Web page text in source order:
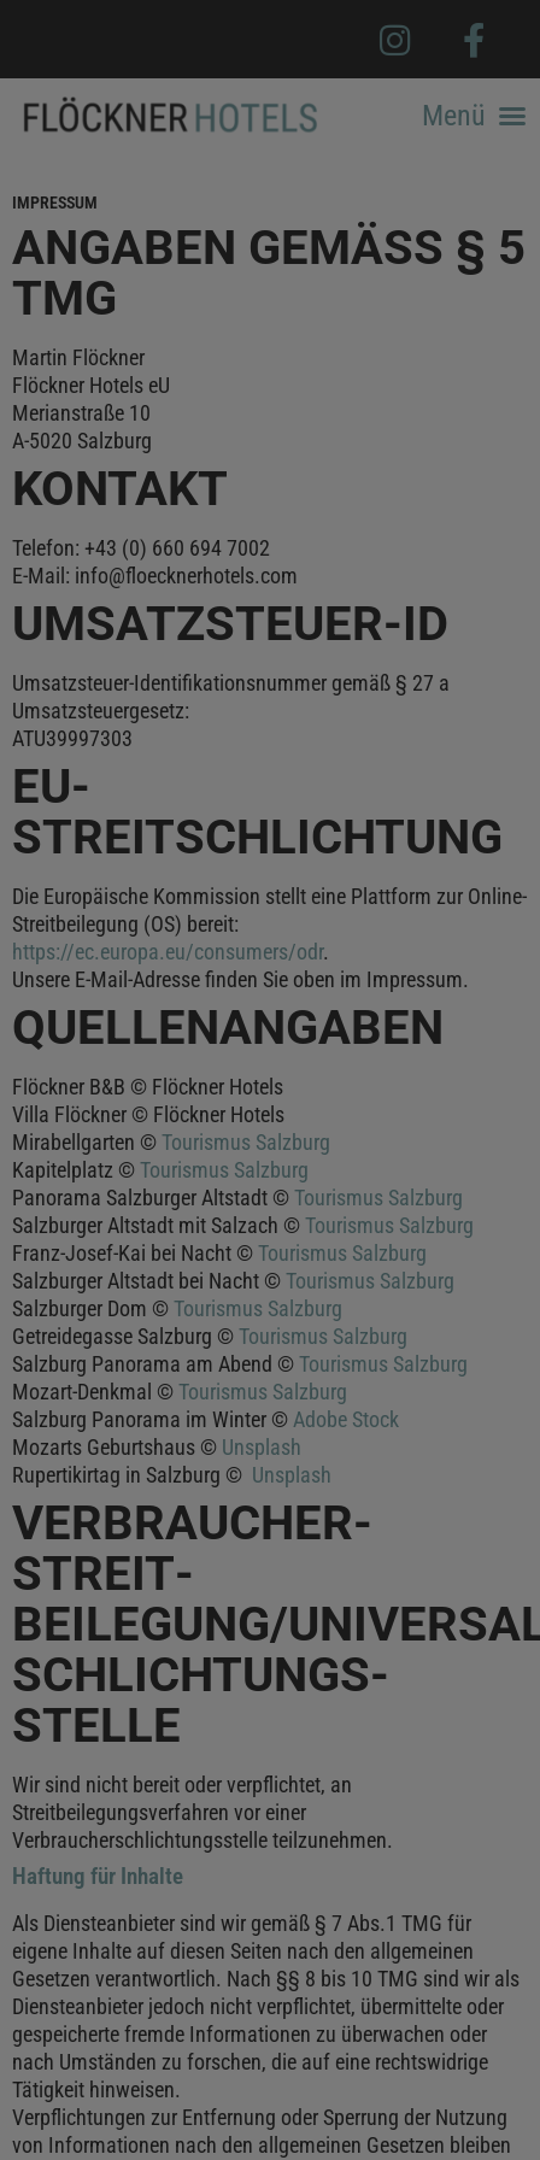
IMPRESSUM
ANGABEN GEMÄSS § 5 T
MG
Martin Flöckner
Flöckner Hotels eU
Merianstraße 10
A-5020 Salzburg
KONTAKT
Telefon: +43 (0) 660 694 7002
E-Mail: info@floecknerhotels.com
UMSATZSTEUER-ID
Umsatzsteuer-Identifikationsnummer gemäß § 27 a
Umsatzsteuergesetz:
ATU39997303
EU-
STREITSCHLICHTUNG
Die Europäische Kommission stellt eine Plattform zur Online-
Streitbeilegung (OS) bereit:
https://ec.europa.eu/consumers/odr.
Unsere E-Mail-Adresse finden Sie oben im Impressum.
QUELLENANGABEN
Flöckner B&B © Flöckner Hotels
Villa Flöckner © Flöckner Hotels
Mirabellgarten ©Tourismus Salzburg
Kapitelplatz ©Tourismus Salzburg
Panorama Salzburger Altstadt ©Tourismus Salzburg
Salzburger Altstadt mit Salzach ©Tourismus Salzburg
Franz-Josef-Kai bei Nacht ©Tourismus Salzburg
Salzburger Altstadt bei Nacht ©Tourismus Salzburg
Salzburger Dom ©Tourismus Salzburg
Getreidegasse Salzburg ©Tourismus Salzburg
Salzburg Panorama am Abend ©Tourismus Salzburg
Mozart-Denkmal ©Tourismus Salzburg
Salzburg Panorama im Winter © Adobe Stock
Mozarts Geburtshaus © Unsplash
Rupertikirtag in Salzburg © Unsplash
VERBRAUCHER­
STREIT­
BEILEGUNG/
SCHLICHTUNGS­
STELLE
Wir sind nicht bereit oder verpflichtet, an
Streitbeilegungsverfahren vor einer
Verbraucherschlichtungsstelle teilzunehmen.
Haftung für Inhalte
Als Diensteanbieter sind wir gemäß § 7 Abs.1 TMG für
eigene Inhalte auf diesen Seiten nach den allgemeinen
Gesetzen verantwortlich. Nach §§ 8 bis 10 TMG sind wir als
Diensteanbieter jedoch nicht verpflichtet, übermittelte oder
gespeicherte fremde Informationen zu überwachen oder
nach Umständen zu forschen, die auf eine rechtswidrige
Tätigkeit hinweisen.
Verpflichtungen zur Entfernung oder Sperrung der Nutzung
von Informationen nach den allgemeinen Gesetzen bleiben